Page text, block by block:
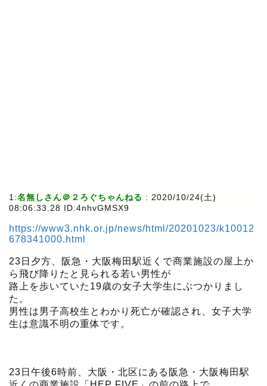
1:名無しさん＠２ろぐちゃんねる : 2020/10/24(土)
08:06:33.28 ID:4nhvGMSX9
https://www3.nhk.or.jp/news/html/20201023/k10012
678341000.html
23日夕方、阪急・大阪梅田駅近くで商業施設の屋上か
ら飛び降りたと見られる若い男性が
路上を歩いていた19歳の女子大学生にぶつかりまし
た。
男性は男子高校生とわかり死亡が確認され、女子大学
生は意識不明の重体です。
23日午後6時前、大阪・北区にある阪急・大阪梅田駅